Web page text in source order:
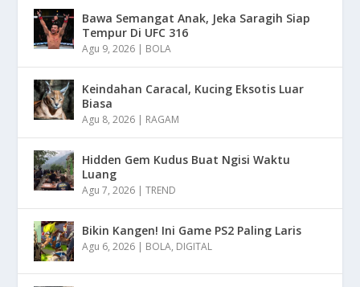
Bawa Semangat Anak, Jeka Saragih Siap
Tempur Di UFC 316
Agu 9, 2026 | BOLA
Keindahan Caracal, Kucing Eksotis Luar
Biasa
Agu 8, 2026 | RAGAM
Hidden Gem Kudus Buat Ngisi Waktu
Luang
Agu 7, 2026 |TREND
Bikin Kangen! Ini Game PS2 Paling Laris
Agu 6, 2026 | BOLA, DIGITAL